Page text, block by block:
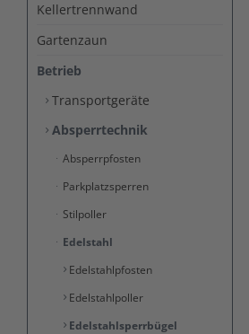
Kellertrennwand
Gartenzaun
Betrieb
Transportgeräte
Absperrtechnik
Absperrpfosten
Parkplatzsperren
Stilpoller
Edelstahl
Edelstahlpfosten
Edelstahlpoller
Edelstahlsperrbügel